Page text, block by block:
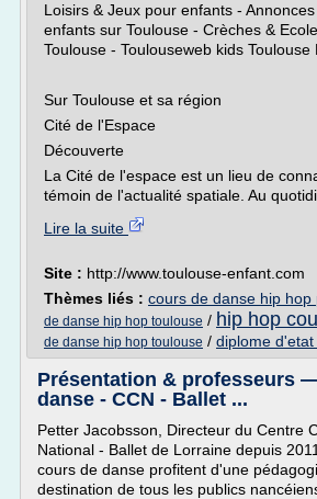
Loisirs & Jeux pour enfants -
enfants sur Toulouse - Crèches &
Toulouse - Toulouseweb kids Toulouse
Sur Toulouse et sa région
Cité de l'Espace
Découverte
La Cité de l'espace est un lieu de
témoin de l'actualité spatiale. Au
Lire la suite
Site : http://www.toulouse-enfant.com
Thèmes liés : cours de danse hip hop
de danse hip hop toulouse / hip hop
de danse hip hop toulouse / diplome
Présentation & professeurs
danse - CCN - Ballet ...
Petter Jacobsson, Directeur du Centre
National - Ballet de Lorraine depuis
cours de danse profitent d'une
destination de tous les publics